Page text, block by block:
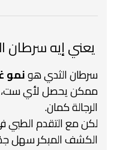
يعني إيه سرطان
سرطان الثدي هونمو
ممكن يحصل لأي ست،
الرجالة كمان.
الكشف المبكر سهل